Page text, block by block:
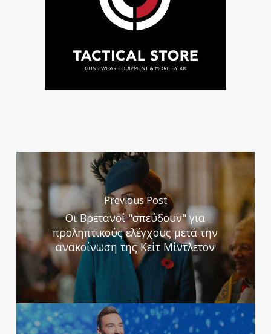
Previous Post
Οι Βρετανοί "σπεύδουν" για
προληπτικούς ελέγχους μετά την
ανακοίνωση της Κείτ Μίντλετον